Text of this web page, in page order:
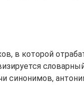
в которой
синонимов,